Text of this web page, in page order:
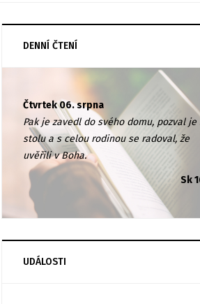
DENNÍ ČTENÍ
Čtvrtek 06. srpna
Pak je zavedl do svého domu, pozval je
stolu a s celou rodinou se radoval, že
uvěřili v Boha.
Sk
UDÁLOSTI